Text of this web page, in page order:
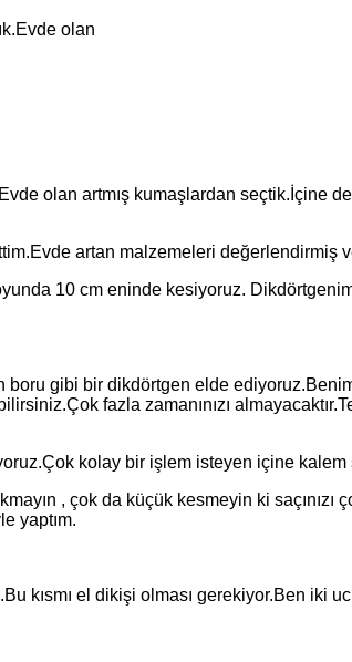
olan artmış kumaşlardan seçtik.İçine
artan malzemeleri değerlendirmiş
10 cm eninde kesiyoruz.
boru gibi bir dikdörtgen elde
fazla zamanınızı
kolay bir işlem isteyen içine
, çok da küçük kesmeyin ki saçınızı
yaptım.
kısmı el dikişi olması gerekiyor.Ben iki